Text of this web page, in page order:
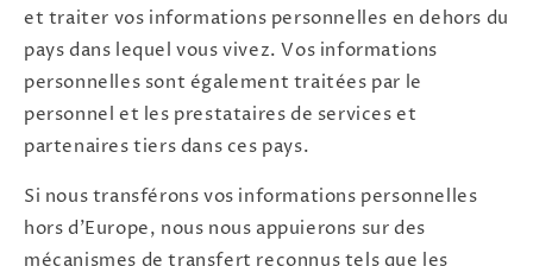
et traiter vos informations personnelles en dehors du
pays dans lequel vous vivez. Vos informations
personnelles sont également traitées par le
personnel et les prestataires de services et
partenaires tiers dans ces pays.
Si nous transférons vos informations personnelles
hors d'Europe, nous nous appuierons sur des
mécanismes de transfert reconnus tels que les